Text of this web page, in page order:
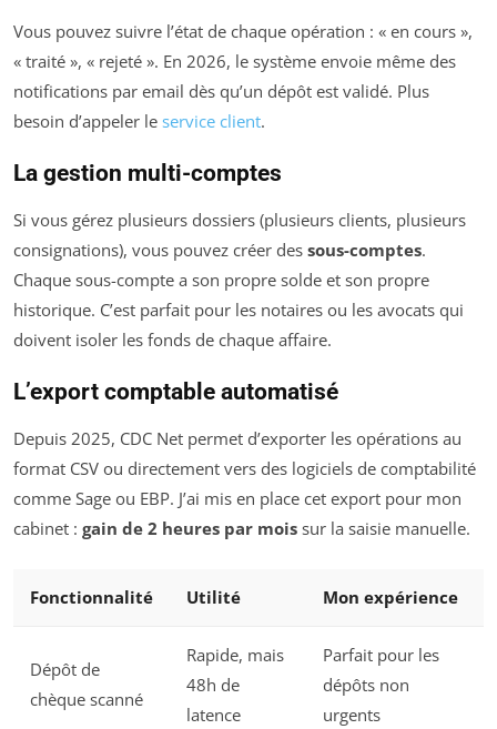
Vous pouvez suivre l’état de chaque opération : « en cours »,
« traité », « rejeté ». En 2026, le système envoie même des
notifications par email dès qu’un dépôt est validé. Plus
besoin d’appeler le service client.
La gestion multi-comptes
Si vous gérez plusieurs dossiers (plusieurs clients, plusieurs
consignations), vous pouvez créer des sous-comptes.
Chaque sous-compte a son propre solde et son propre
historique. C’est parfait pour les notaires ou les avocats qui
doivent isoler les fonds de chaque affaire.
L’export comptable automatisé
Depuis 2025, CDC Net permet d’exporter les opérations au
format CSV ou directement vers des logiciels de comptabilité
comme Sage ou EBP. J’ai mis en place cet export pour mon
cabinet : gain de 2 heures par mois sur la saisie manuelle.
Fonctionnalité Utilité Mon expérience
Dépôt de
chèque scanné
Rapide, mais
48h de
latence
Parfait pour les
dépôts non
urgents